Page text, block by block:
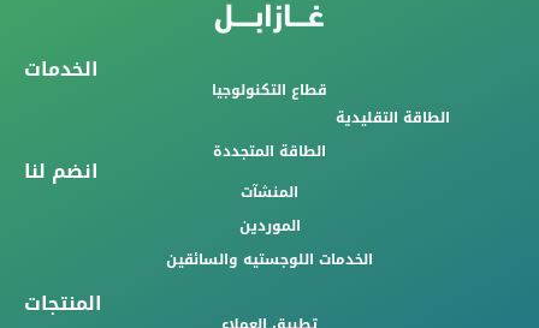
الخدمات
قطاع التكنولوجيا
الطاقة التقليدية
الطاقة المتجددة
انضم لنا
المنشآت
الموردين
الخدمات اللوجستيه والسائقين
المنتجات